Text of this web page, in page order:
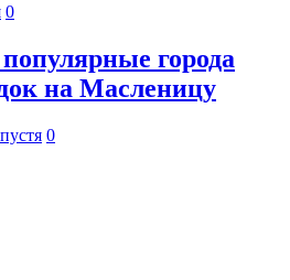
0
города
на Масленицу
0